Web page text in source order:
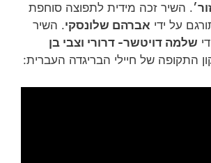
. השיר זכה מידית לתפוצה סוחפת
על ידי אברהם שלונסקי. השיר
שלמה דויטשר- דרורי וצבי בן
התקופה של חיילי הבריגדה העברית: